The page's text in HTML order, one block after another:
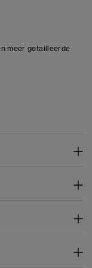
meer getailleerde